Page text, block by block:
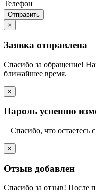
Телефон
Отправить
×
Заявка отправлена
Спасибо за обращение!
ближайшее время.
×
Пароль успешно
Спасибо, что
×
Отзыв добавлен
Спасибо за отзыв! После